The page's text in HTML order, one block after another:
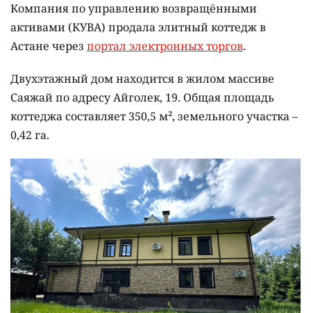
Компания по управлению возвращёнными
активами (КУВА) продала элитный коттедж в
Астане через портал электронных торгов.
Двухэтажный дом находится в жилом массиве
Саяжай по адресу Айголек, 19. Общая площадь
коттеджа составляет 350,5 м², земельного участка –
0,42 га.